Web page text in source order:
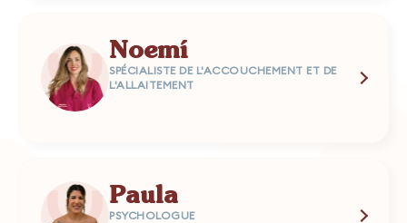
Noemí
SPÉCIALISTE DE L'ACCOUCHEMENT ET DE
L'ALLAITEMENT
Paula
PSYCHOLOGUE